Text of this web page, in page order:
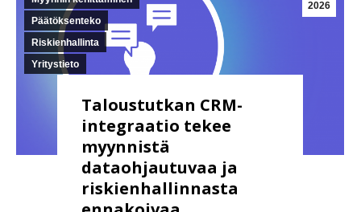
2026
Päätöksenteko
Riskienhallinta
Yritystieto
Taloustutkan CRM-
integraatio tekee
myynnistä
dataohjautuvaa ja
riskienhallinnasta